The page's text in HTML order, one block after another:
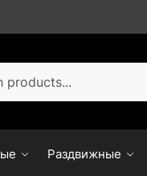
Раздвижные